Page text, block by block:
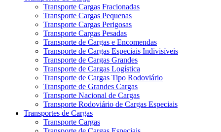
Transporte Cargas Fracionadas
Transporte Cargas Pequenas
Transporte Cargas Perigosas
Transporte Cargas Pesadas
Transporte de Cargas e Encomendas
Transporte de Cargas Especiais Indivisíveis
Transporte de Cargas Grandes
Transporte de Cargas Logística
Transporte de Cargas Tipo Rodoviário
Transporte de Grandes Cargas
Transporte Nacional de Cargas
Transporte Rodoviário de Cargas Especiais
Transportes de Cargas
Transporte Cargas